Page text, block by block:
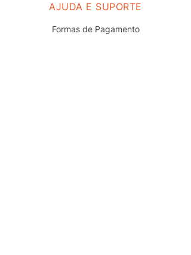
AJUDA E SUPORTE
Formas de Pagamento